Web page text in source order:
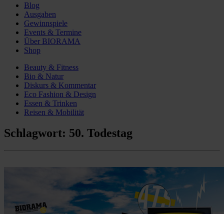
Blog
Ausgaben
Gewinnspiele
Events & Termine
Über BIORAMA
Shop
Beauty & Fitness
Bio & Natur
Diskurs & Kommentar
Eco Fashion & Design
Essen & Trinken
Reisen & Mobilität
Schlagwort: 50. Todestag